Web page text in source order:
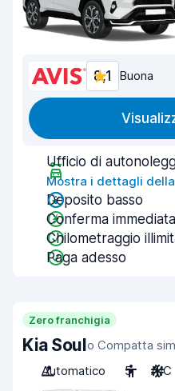
8,1 Buona
Ufficio di
Mostra i dettagli
Deposito basso
Conferma
Chilometraggio
Paga adesso
Zero franchigia
Kia Soulo Compatta
Automatico
5 A/C